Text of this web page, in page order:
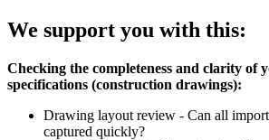
We support you with this:
Checking the completeness and clarity of
specifications (construction drawings):
Drawing layout review - Can all
captured quickly?